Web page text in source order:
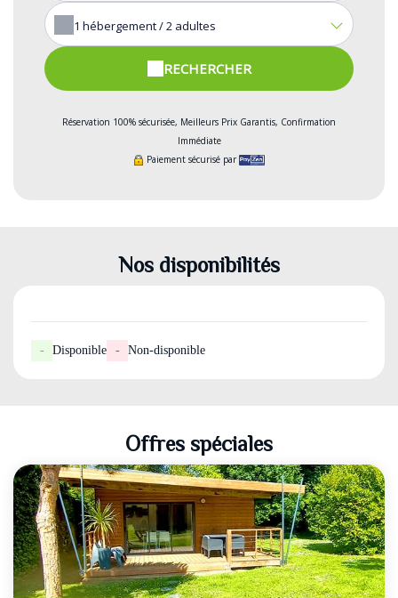
1 hébergement /2 adultes
RECHERCHER
Réservation 100% sécurisée, Meilleurs Prix Garantis, Confirmation
Immédiate
Paiement sécurisé par
Nos disponibilités
- Disponible - Non-disponible
Offres spéciales